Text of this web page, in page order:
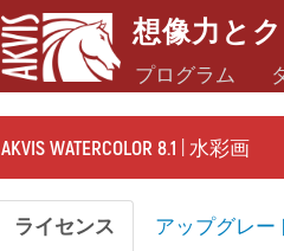
想像力と
プログラム
AKVIS WATERCOLOR 8.1 | 水彩画
ライセンス アップグレー